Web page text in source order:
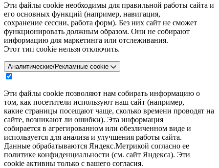
Эти файлы cookie необходимы для правильной работы сайта и
его основных функций (например, навигация,
сохранение сессии, работа форм). Без них сайт не сможет
функционировать должным образом. Они не собирают
информацию для маркетинга или отслеживания.
Этот тип cookie нельзя отключить.
Аналитические/Рекламные cookie
Эти файлы cookie позволяют нам собирать информацию о
том, как посетители используют наш сайт (например,
какие страницы посещают чаще, сколько времени проводят на
сайте, возникают ли ошибки). Эта информация
собирается в агрегированном или обезличенном виде и
используется для анализа и улучшения работы сайта.
Данные обрабатываются Яндекс.Метрикой согласно ее
политике конфиденциальности (см. сайт Яндекса). Эти
cookie активны только с вашего согласия.